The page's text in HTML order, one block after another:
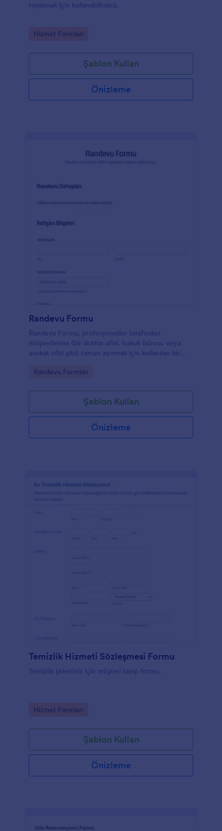
toplamak için kullanabilirsiniz.
Go to Category:
Hizmet Formları
Şablon Kullan
Önizleme
Randevu Formu
Randevu Formu, profesyoneller tarafından
müşterilerine (bir doktor ofisi, hukuk bürosu veya
avukat ofisi gibi) zaman ayırmak için kullanılan bir
belirlemek, müşterinin kendisine uygun bir zaman
önemlidir. Bu ücretsiz Randevu Formu şablonuyla
tıbbi muayenehaneniz için temiz, profesyonel bir
görünüm elde edebilirsiniz. Formu web siteniz, e-
posta bülteniniz ve sosyal medya profilleriniz dahil
olmak üzere diğer hesaplarınızın markasına uyacak
edebilirsiniz. Form yanıtlarını aldığınızda müşterilere
Randevu Onayı e-postaları göndermek için ücretsiz
e-posta onay hizmetimizi kullanabilirsiniz.
Go to Category:
Randevu Formları
Şablon Kullan
Önizleme
Temizlik Hizmeti Sözleşmesi Formu
Temizlik şirketiniz için müşteri talep formu.
Go to Category:
Hizmet Formları
Şablon Kullan
Önizleme